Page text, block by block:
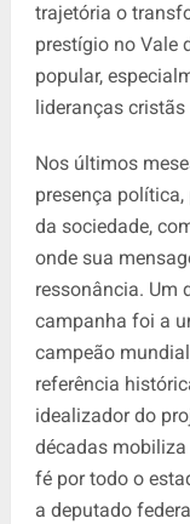
trajetória o
prestígio no Vale
popular,
lideranças
Nos últimos
presença
da sociedade,
onde sua
ressonância. Um
campanha foi a
campeão
referência
idealizador do
décadas
fé por todo o
a deputado